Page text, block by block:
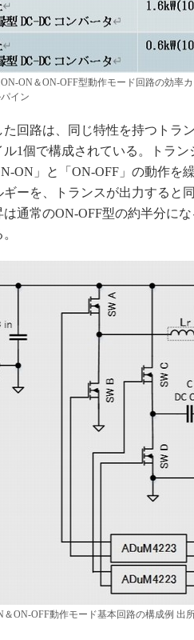
ON＆ON-OFF型動作モード回路の効率
イン
回路は、同じ特性を持つトラ
ル1個で構成されている。トラ
ON」と「ON-OFF」の動作を
ギーを、トランスが出力すると
は通常のON-OFF型の約半分に
＆ON-OFF動作モード基本回路の構成例 出